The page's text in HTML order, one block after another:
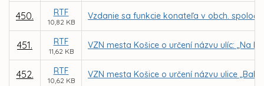
450. RTF
10,82 KB
Vzdanie sa funkcie konateľa v obch.
451. RTF
11,62 KB
VZN mesta Košice o určení názvu ulíc: „Na
452. RTF
10,62 KB
VZN mesta Košice o určení názvu ulice